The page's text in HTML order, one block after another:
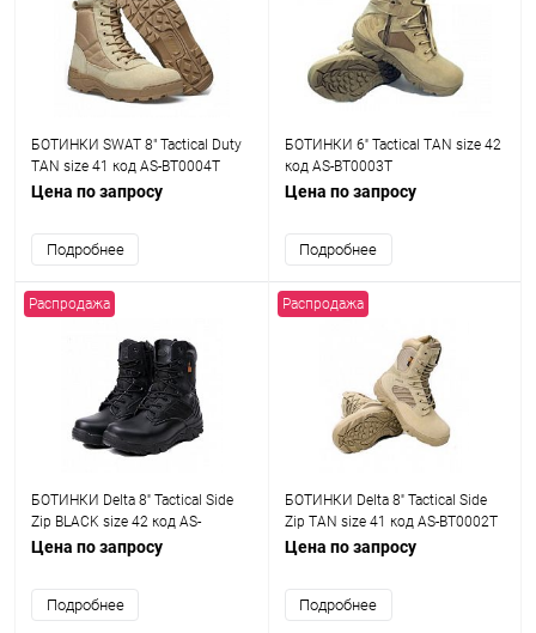
БОТИНКИ SWAT 8" Tactical Duty
TAN size 41 код AS-BT0004T
Цена по запросу
Подробнее
БОТИНКИ 6'' Tactical TAN size 42
код AS-BT0003T
Цена по запросу
Подробнее
Распродажа
БОТИНКИ Delta 8'' Tactical Side
Zip BLACK size 42 код AS-
BT0002B
Цена по запросу
Подробнее
Распродажа
БОТИНКИ Delta 8'' Tactical Side
Zip TAN size 41 код AS-BT0002T
Цена по запросу
Подробнее